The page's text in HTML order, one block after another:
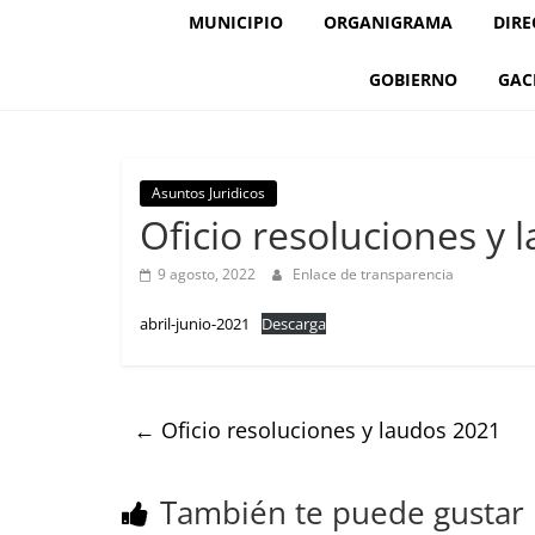
MUNICIPIO ORGANIGRAMA
GOBIERNO
Asuntos Juridicos
Oficio resoluciones y
9 agosto, 2022 Enlace de transparencia
abril-junio-2021 Descarga
← Oficio resoluciones y laudos 2021
También te puede gustar